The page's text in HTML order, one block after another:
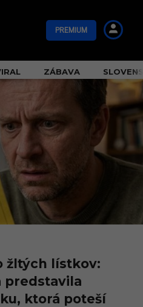
PREMIUM
ZÁBAVA
žltých lístkov:
predstavila
ktorá poteší